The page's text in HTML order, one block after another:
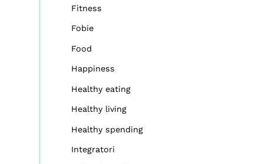
Fitness
Fobie
Food
Happiness
Healthy eating
Healthy living
Healthy spending
Integratori